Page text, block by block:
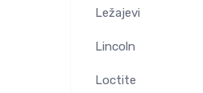
Ležajevi
Lincoln
Loctite